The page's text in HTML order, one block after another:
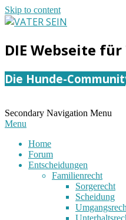
Skip to content
SEIN
DIE Webseite
Die Hunde-
Secondary Navigation Menu
Menu
Home
Forum
Entscheidungen
Familienrecht
Sorgerecht
Scheidung